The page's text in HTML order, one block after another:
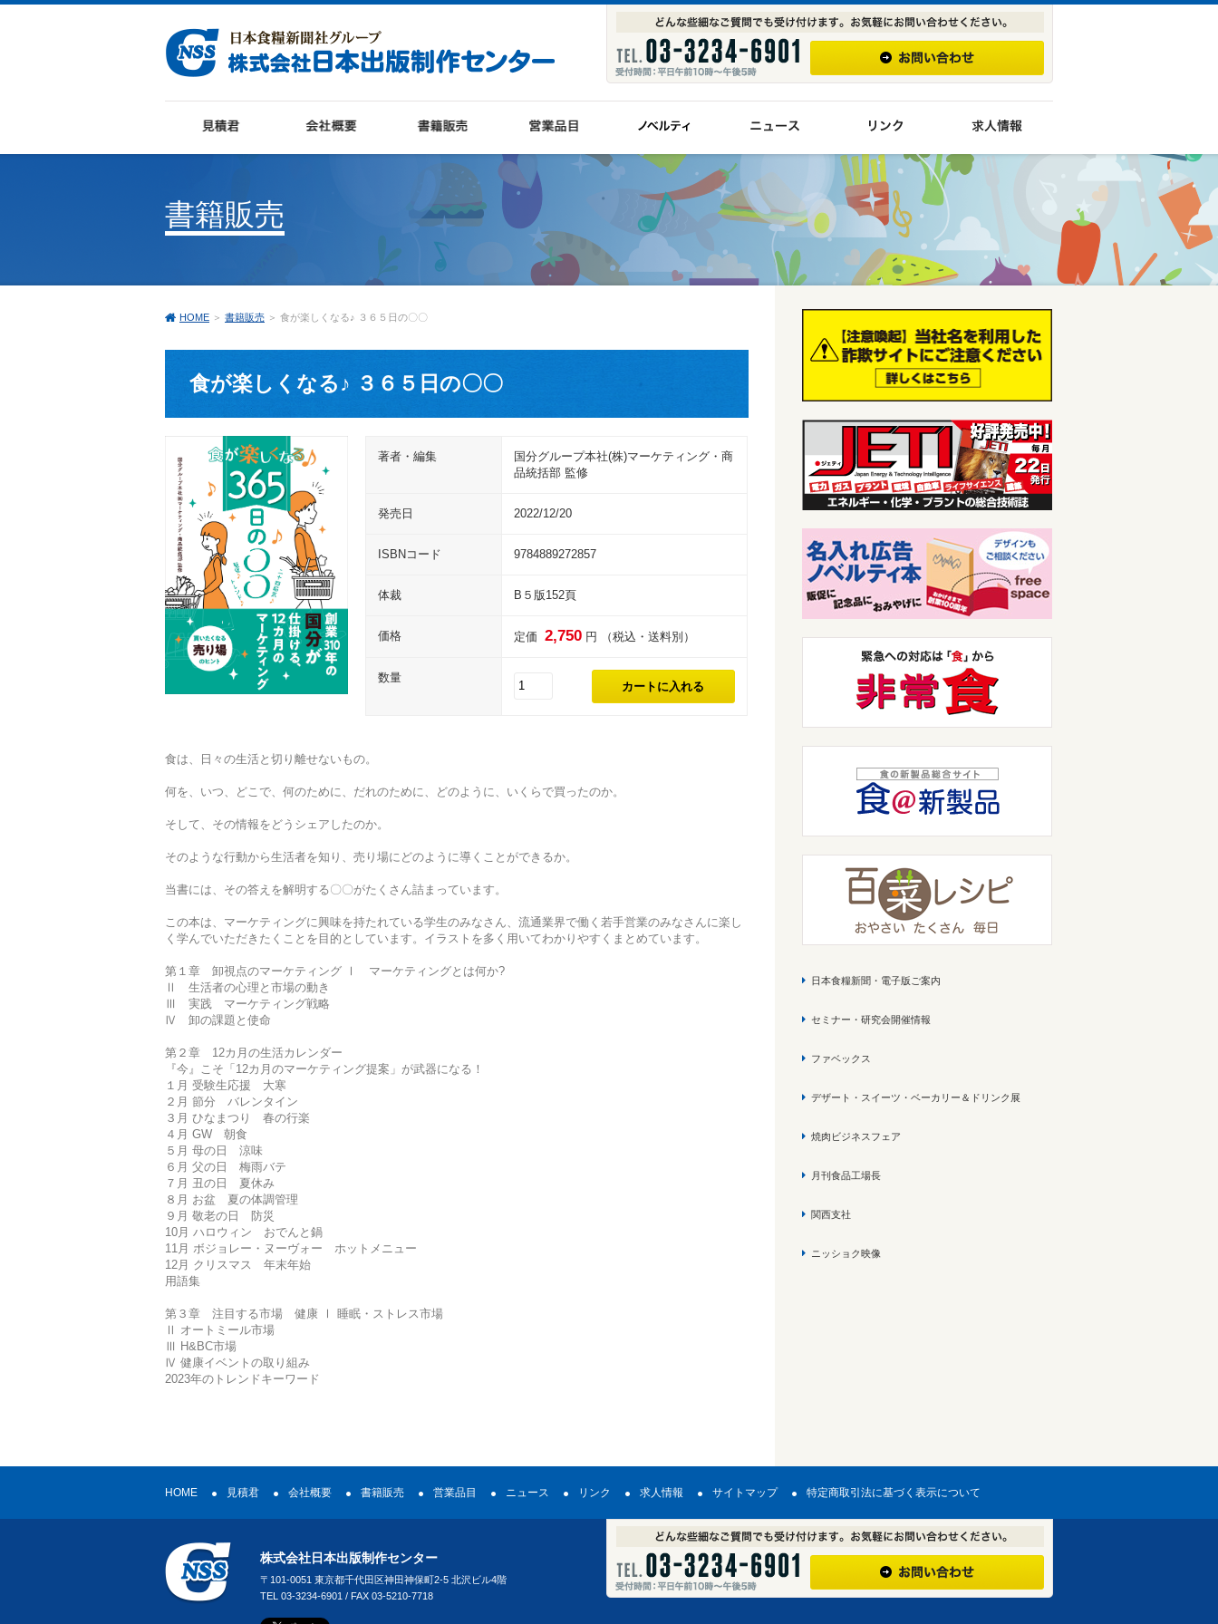
書籍販売
HOME ＞ 書籍販売 ＞ 食が楽しくなる♪ ３６５日の〇〇
食が楽しくなる♪ ３６５日の〇〇
著者・編集
国分グループ本社(株)マーケティング・商
品統括部 監修
発売日 2022/12/20
ISBNコード 9784889272857
体裁 B５版152頁
価格 定価 2,750 円 （税込・送料別）
数量
食は、日々の生活と切り離せないもの。
何を、いつ、どこで、何のために、だれのために、どのように、いくらで買ったのか。
そして、その情報をどうシェアしたのか。
そのような行動から生活者を知り、売り場にどのように導くことができるか。
当書には、その答えを解明する〇〇がたくさん詰まっています。
この本は、マーケティングに興味を持たれている学生のみなさん、流通業界で働く若手営業のみなさんに楽し
く学んでいただきたくことを目的としています。イラストを多く用いてわかりやすくまとめています。
第１章 卸視点のマーケティング Ⅰ マーケティングとは何か?
Ⅱ 生活者の心理と市場の動き
Ⅲ 実践 マーケティング戦略
Ⅳ 卸の課題と使命
第２章 12カ月の生活カレンダー
『今』こそ「12カ月のマーケティング提案」が武器になる！
１月 受験生応援 大寒
２月 節分 バレンタイン
３月 ひなまつり 春の行楽
４月 GW 朝食
５月 母の日 涼味
６月 父の日 梅雨バテ
７月 丑の日 夏休み
８月 お盆 夏の体調管理
９月 敬老の日 防災
10月 ハロウィン おでんと鍋
11月 ボジョレー・ヌーヴォー ホットメニュー
12月 クリスマス 年末年始
用語集
第３章 注目する市場 健康 Ⅰ 睡眠・ストレス市場
Ⅱ オートミール市場
Ⅲ H&BC市場
Ⅳ 健康イベントの取り組み
2023年のトレンドキーワード
日本食糧新聞・電子版ご案内
セミナー・研究会開催情報
ファベックス
デザート・スイーツ・ベーカリー＆ドリンク展
焼肉ビジネスフェア
月刊食品工場長
関西支社
ニッショク映像
HOME 見積君 会社概要 書籍販売 営業品目 ニュース リンク 求人情報 サイトマップ 特定商取引法に基づく表示について
株式会社日本出版制作センター
〒101-0051 東京都千代田区神田神保町2-5 北沢ビル4階
TEL 03-3234-6901 / FAX 03-5210-7718